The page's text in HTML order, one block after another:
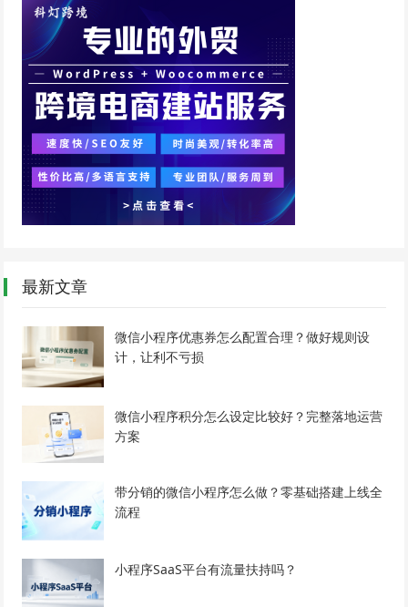
最新文章
微信小程序优惠券怎么配置合理？做好规则设
计，让利不亏损
微信小程序积分怎么设定比较好？完整落地运营
方案
带分销的微信小程序怎么做？零基础搭建上线全
流程
小程序SaaS平台有流量扶持吗？